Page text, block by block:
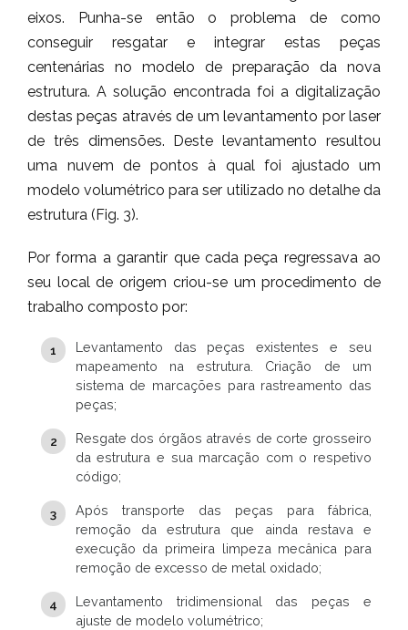
eixos. Punha-se então o problema de como
conseguir resgatar e integrar estas peças
centenárias no modelo de preparação da nova
estrutura. A solução encontrada foi a digitalização
destas peças através de um levantamento por laser
de três dimensões. Deste levantamento resultou
uma nuvem de pontos à qual foi ajustado um
modelo volumétrico para ser utilizado no detalhe da
estrutura (Fig. 3).
Por forma a garantir que cada peça regressava ao
seu local de origem criou-se um procedimento de
trabalho composto por:
Levantamento das peças existentes e seu
mapeamento na estrutura. Criação de um
sistema de marcações para rastreamento das
peças;
Resgate dos órgãos através de corte grosseiro
da estrutura e sua marcação com o respetivo
código;
Após transporte das peças para fábrica,
remoção da estrutura que ainda restava e
execução da primeira limpeza mecânica para
remoção de excesso de metal oxidado;
Levantamento tridimensional das peças e
ajuste de modelo volumétrico;